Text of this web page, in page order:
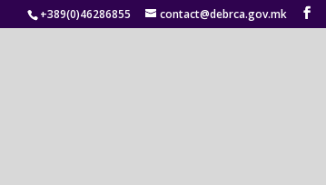
+389(0)46286855 contact@debrca.gov.mk